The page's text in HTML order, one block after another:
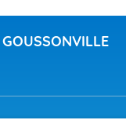
Temps
Alpes-